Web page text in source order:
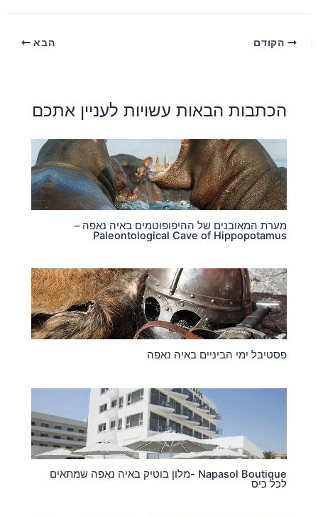
הקודם הבא
הכתבות הבאות עשויות לעניין אתכם
מערת המאובנים של ההיפופוטמים באיה נאפה –
Paleontological Cave of Hippopotamus
פסטיבל ימי הביניים באיה נאפה
Napasol Boutique -מלון בוטיק באיה נאפה שמתאים
לכל כיס